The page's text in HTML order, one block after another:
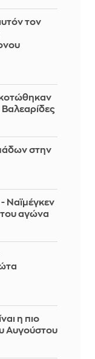
τον
στην
Ναϊμέγκεν
του αγώνα
η πιο
Αυγούστου